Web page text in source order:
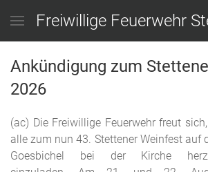
Freiwillige Feuerwehr
Ankündigung zum
2026
(ac) Die Freiwillige Feuerwehr freut
alle zum nun 43. Stettener Weinfest auf
Goesbichel bei der Kirche